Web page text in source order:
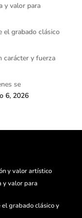
y valor para
el grabado clásico
carácter y fuerza
se
6, 2026
y valor artístico
y valor para
grabado clásico y